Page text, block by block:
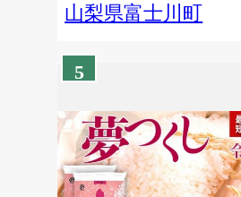
山梨県富士川町
5